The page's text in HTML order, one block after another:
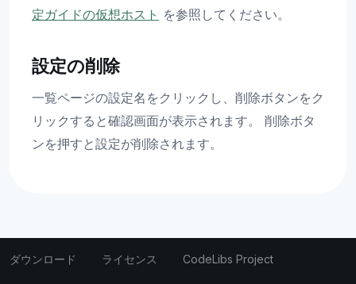
定ガイドの仮想ホスト を参照してください。
設定の削除
一覧ページの設定名をクリックし、削除ボタンをク
リックすると確認画面が表示されます。 削除ボタ
ンを押すと設定が削除されます。
ダウンロード ライセンス CodeLibs Project